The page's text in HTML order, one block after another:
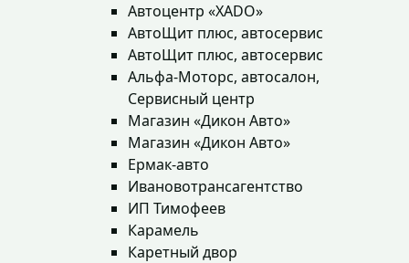
Автоцентр «XADO»
АвтоЩит плюс, автосервис
АвтоЩит плюс, автосервис
Альфа-Моторс, автосалон,
Сервисный центр
Магазин «Дикон Авто»
Магазин «Дикон Авто»
Ермак-авто
Ивановотрансагентство
ИП Тимофеев
Карамель
Каретный двор